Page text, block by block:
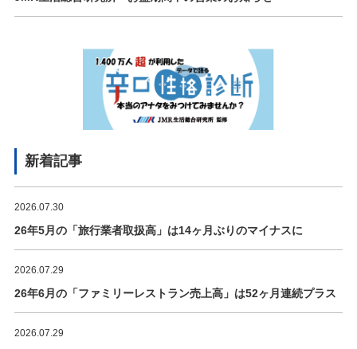
新着記事
2026.07.30
26年5月の「旅行業者取扱高」は14ヶ月ぶりのマイナスに
2026.07.29
26年6月の「ファミリーレストラン売上高」は52ヶ月連続プラス
2026.07.29